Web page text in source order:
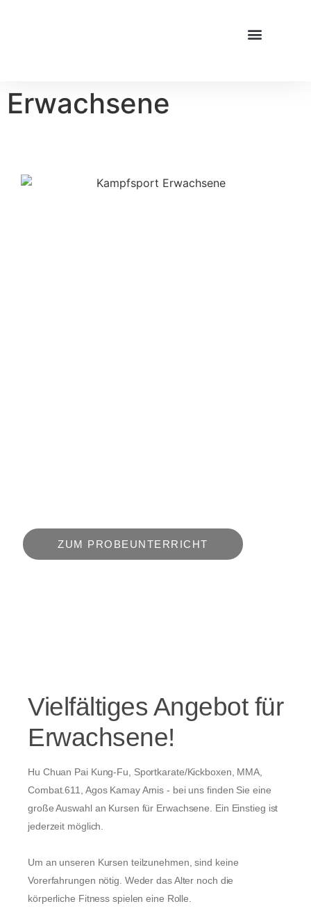
Erwachsene
ZUM PROBEUNTERRICHT
Vielfältiges Angebot für
Erwachsene!
Hu Chuan Pai Kung-Fu, Sportkarate/Kickboxen, MMA,
Combat.611, Agos Kamay Arnis - bei uns finden Sie eine
große Auswahl an Kursen für Erwachsene. Ein Einstieg ist
jederzeit möglich.
Um an unseren Kursen teilzunehmen, sind keine
Vorerfahrungen nötig. Weder das Alter noch die
körperliche Fitness spielen eine Rolle.